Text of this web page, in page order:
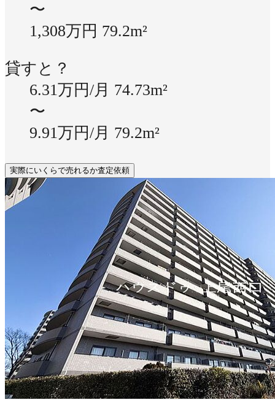
〜
1,308万円 79.2m²
貸すと？
6.31万円/月 74.73m²
〜
9.91万円/月 79.2m²
実際にいくらで売れるか査定依頼